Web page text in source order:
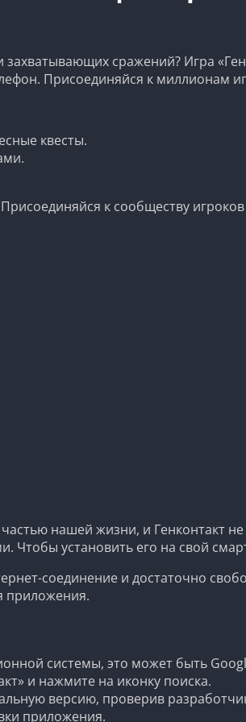
сражений? Игра
Присоединяйся к миллионам
квесты.
к сообществу
нашей жизни, и Генконтакт
Чтобы установить его на свой
соединение и достаточно
приложения.
системы, это может быть
и нажмите на иконку поиска.
версию, проверив
приложения.